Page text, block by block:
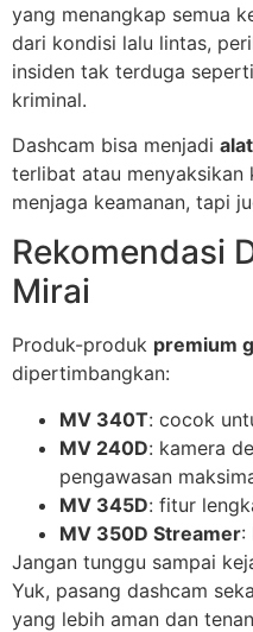
yang menangkap semua
dari kondisi lalu lintas,
insiden tak terduga
kriminal.
Dashcam bisa menjadi
terlibat atau menyaksikan
menjaga keamanan, tapi
Rekomendasi
Mirai
Produk-produk premium
dipertimbangkan:
MV 340T: cocok
MV 240D: kamera
pengawasan
MV 345D: fitur
MV 350D Streamer:
Jangan tunggu sampai
Yuk, pasang dashcam
yang lebih aman dan